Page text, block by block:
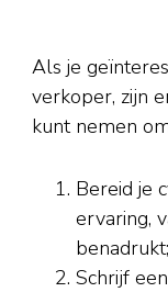
Als je
verkoper, zijn
kunt nemen
Bereid je
ervaring,
benadrukt;
Schrijf